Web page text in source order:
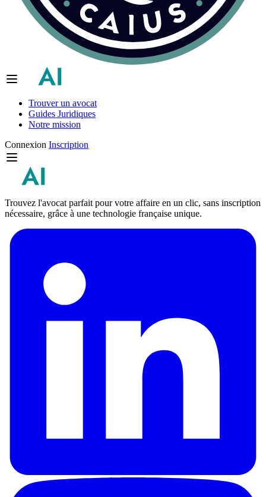
Trouver un avocat
Guides Juridiques
Notre mission
Connexion Inscription
Trouvez l'avocat parfait pour votre affaire en un clic, sans inscription
nécessaire, grâce à une technologie française unique.